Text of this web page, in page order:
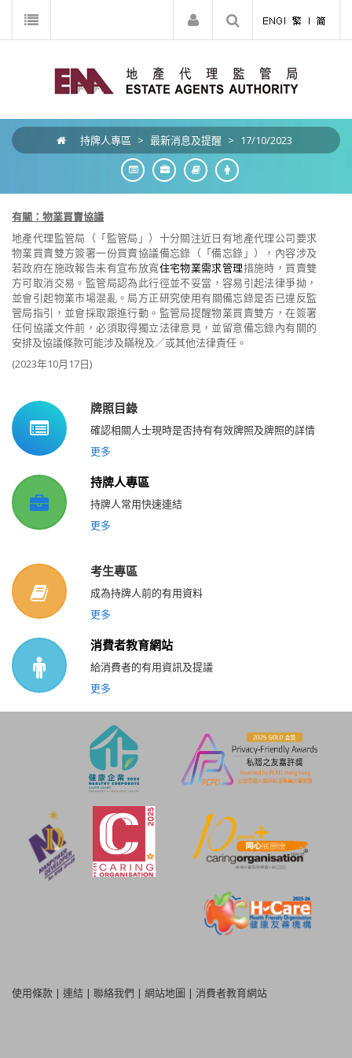
持牌人專區 > 最新消息及提醒 > 17/10/2023
有關： 物業買賣協議
地產代理監管局（「監管局」）十分關注近日有地產代理公司要求
物業買賣雙方簽署一份買賣協議備忘錄（「備忘錄」）
， 內容涉及
若政府在施政報告未有宣布放寬住宅物業需求管理措施時，買賣雙
方可取消交易 。 監管局認為此行徑並不妥當 ，容易引起法律爭拗，
並會引起物業市場混亂。局方正研究使用有關備忘錄是否已違反監
管局指引 ，並會採取跟進行動 。 監管局提醒物業買賣雙方 ，在簽署
任何協議文件前，必須取得獨立法律意見 ， 並留意備忘錄內有關的
安排及協議條款可能涉及瞞稅及／或其他法律責任。
(2023年10月17日)
牌照目錄
確認相關人士現時是否持有有效牌照及牌照的詳情
更多
持牌人專區
持牌人常用快速連結
更多
考生專區
成為持牌人前的有用資料
更多
消費者教育網站
給消費者的有用資訊及提議
更多
使用條款 | 連結 | 聯絡我們 | 網站地圖 | 消費者教育網站